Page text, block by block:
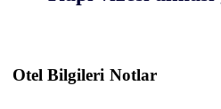
Otel Bilgileri Notlar